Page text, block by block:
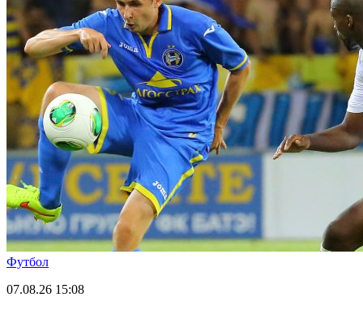
Футбол
07.08.26 15:08